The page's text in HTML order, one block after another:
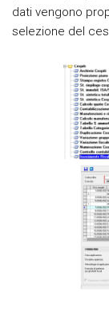
dati vengono
selezione del